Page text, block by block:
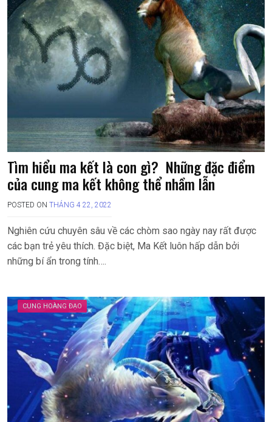
Tìm hiểu ma kết là con gì? Những đặc điểm
của cung ma kết không thể nhầm lẫn
POSTED ON THÁNG 4 22, 2022
Nghiên cứu chuyên sâu về các chòm sao ngày nay rất được
các bạn trẻ yêu thích. Đặc biệt, Ma Kết luôn hấp dẫn bởi
những bí ẩn trong tính….
CUNG HOÀNG ĐẠO